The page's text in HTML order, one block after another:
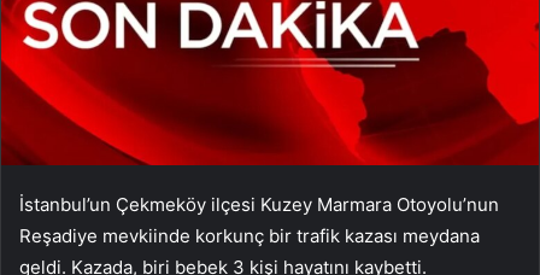
İstanbul’un Çekmeköy ilçesi Kuzey Marmara Otoyolu’nun
Reşadiye mevkiinde korkunç bir trafik kazası meydana
geldi. Kazada, biri bebek 3 kişi hayatını kaybetti.